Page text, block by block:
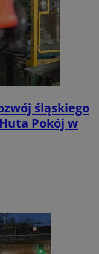
śląskiego
Pokój w